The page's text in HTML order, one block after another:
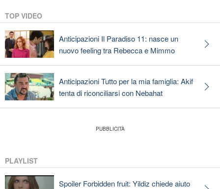
TOP VIDEO
Anticipazioni Il Paradiso 11: nasce un
nuovo feeling tra Rebecca e Mimmo
Anticipazioni Tutto per la mia famiglia: Akif
tenta di riconciliarsi con Nebahat
PLAYLIST
Spoiler Forbidden fruit: Yildiz chiede aiuto